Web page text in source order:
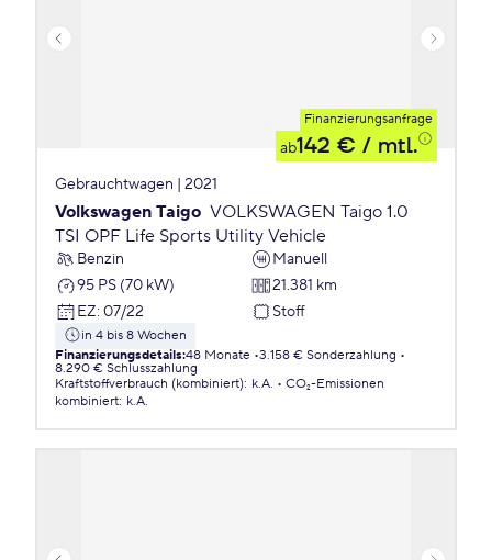
Finanzierungsanfrage
ab142 € / mtl.
Gebrauchtwagen | 2021
Volkswagen Taigo VOLKSWAGEN Taigo 1.0
TSI OPF Life Sports Utility Vehicle
Benzin
Manuell
95 PS (70 kW)
21.381 km
EZ: 07/22 Stoff
in 4 bis 8 Wochen
Finanzierungsdetails:48 Monate 3.158 € Sonderzahlung
8.290 € Schlusszahlung
Kraftstoffverbrauch (kombiniert): k.A.
CO₂-Emissionen
kombiniert: k.A.